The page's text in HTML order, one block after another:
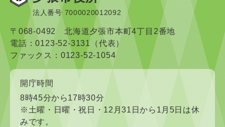
法人番号 7000020012092
〒068-0492 北海道夕張市本町4丁目2番地
電話：0123-52-3131（代表）
ファックス：0123-52-1054
開庁時間
8時45分から17時30分
※土曜・日曜・祝日・12月31日から1月5日は休
みです。